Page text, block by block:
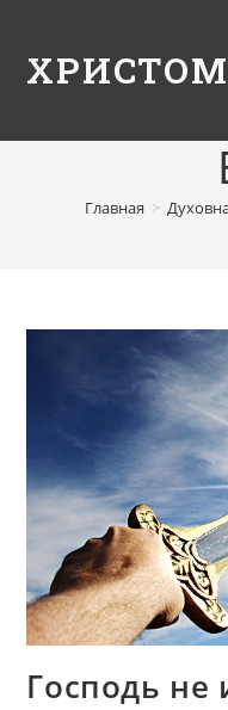
Главная >
Господь не